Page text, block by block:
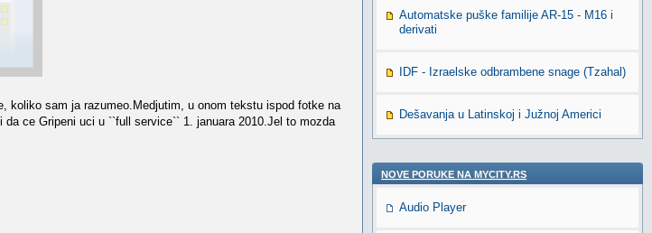
koliko sam ja razumeo.Medjutim, u onom tekstu ispod fotke na
ce Gripeni uci u ``full service`` 1. januara 2010.Jel to mozda
Automatske puške familije AR-15 - M16 i
derivati
IDF - Izraelske odbrambene snage (Tzahal)
Dešavanja u Latinskoj i Južnoj Americi
NOVE PORUKE NA MYCITY.RS
Audio Player